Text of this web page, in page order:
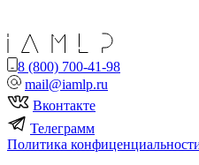
8 (800) 700-41-98
mail@iamlp.ru
Вконтакте
Телеграмм
Политика